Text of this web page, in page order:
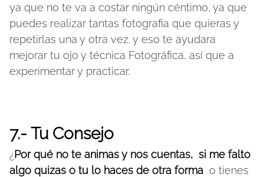
ya que no te va a costar ningún céntimo, ya que
puedes realizar tantas fotografia que quieras y
repetirlas una y otra vez. y eso te ayudara
mejorar tu ojo y técnica Fotográfica, así que a
experimentar y practicar.
7.- Tu Consejo
¿Por qué no te animas y nos cuentas, si me falto
algo quizas o tu lo haces de otra forma o tienes